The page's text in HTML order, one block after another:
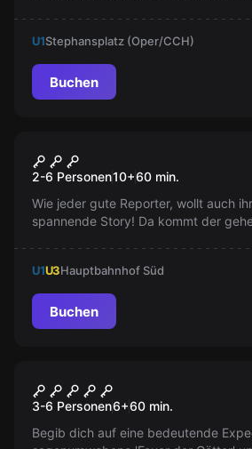
Puzzleteile zusammenfügen, bevor es
U1Stephansplatz (Oper/CCH)
Buchen
Die geheime Kapelle
2-6 Personen10+60 min.
Wie jeder gute Reporter, wollt auch
spannende Story! Da kommt der
U1U3Hauptbahnhof Süd
Buchen
Lost Island
3-6 Personen6+60 min.
Begib dich auf eine bedeutende